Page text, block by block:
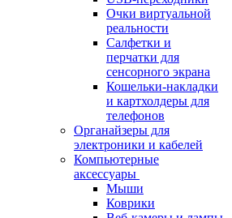
Очки виртуальной
реальности
Салфетки и
перчатки для
сенсорного экрана
Кошельки-накладки
и картхолдеры для
телефонов
Органайзеры для
электроники и кабелей
Компьютерные
аксессуары
Мыши
Коврики